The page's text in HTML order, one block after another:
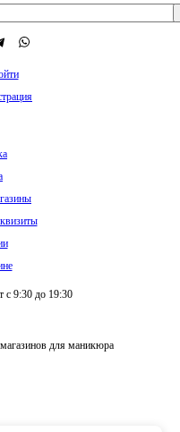
с 9:30 до 19:30
для маникюра